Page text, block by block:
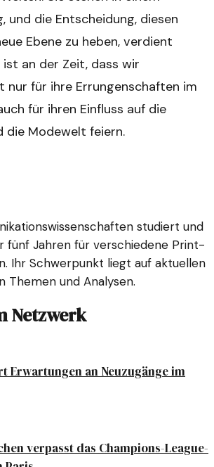
und die Entscheidung, diesen
Ebene zu heben, verdient
ist an der Zeit, dass wir
nur für ihre Errungenschaften im
für ihren Einfluss auf die
die Modewelt feiern.
studiert und
fünf Jahren für verschiedene Print-
Ihr Schwerpunkt liegt auf aktuellen
Themen und Analysen.
Netzwerk
Erwartungen an Neuzugänge im
verpasst das Champions-League-